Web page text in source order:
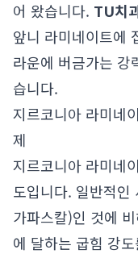
어 왔습니다. TU치
앞니 라미네이트에
라운에 버금가는 강
습니다.
지르코니아 라미네
제
지르코니아 라미네
도입니다. 일반적
가파스칼)인 것에
에 달하는 굽힘 강